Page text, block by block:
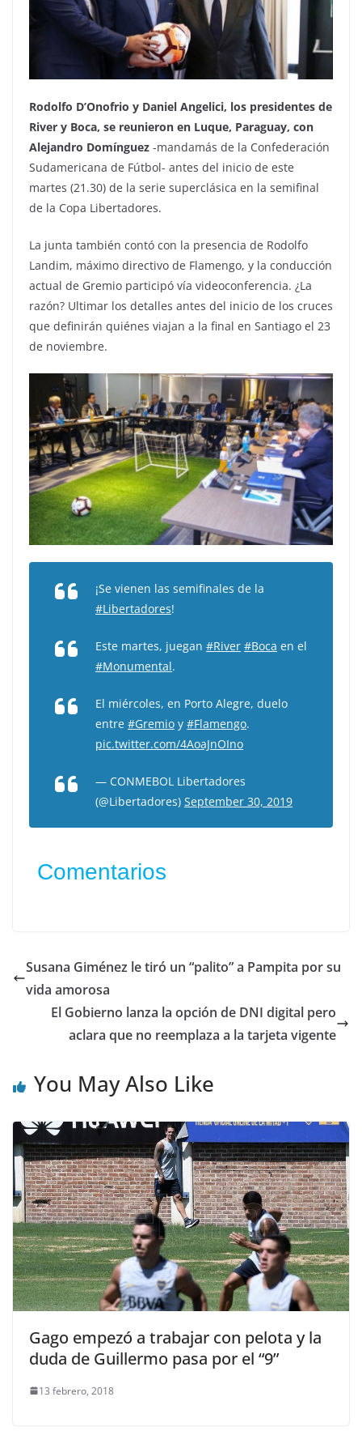
Rodolfo D’Onofrio y Daniel Angelici, los presidentes de
River y Boca, se reunieron en Luque, Paraguay, con
Alejandro Domínguez -mandamás de la Confederación
Sudamericana de Fútbol- antes del inicio de este
martes (21.30) de la serie superclásica en la semifinal
de la Copa Libertadores.
La junta también contó con la presencia de Rodolfo
Landim, máximo directivo de Flamengo, y la conducción
actual de Gremio participó vía videoconferencia. ¿La
razón? Ultimar los detalles antes del inicio de los cruces
que definirán quiénes viajan a la final en Santiago el 23
de noviembre.
¡Se vienen las semifinales de la
#Libertadores!
Este martes, juegan #River #Boca en el
#Monumental.
El miércoles, en Porto Alegre, duelo
entre #Gremio y #Flamengo.
pic.twitter.com/4AoaJnOIno
— CONMEBOL Libertadores
(@Libertadores) September 30, 2019
Comentarios
Susana Giménez le tiró un “palito” a Pampita por su
vida amorosa
El Gobierno lanza la opción de DNI digital pero
aclara que no reemplaza a la tarjeta vigente
You May Also Like
Gago empezó a trabajar con pelota y la
duda de Guillermo pasa por el “9”
13 febrero, 2018